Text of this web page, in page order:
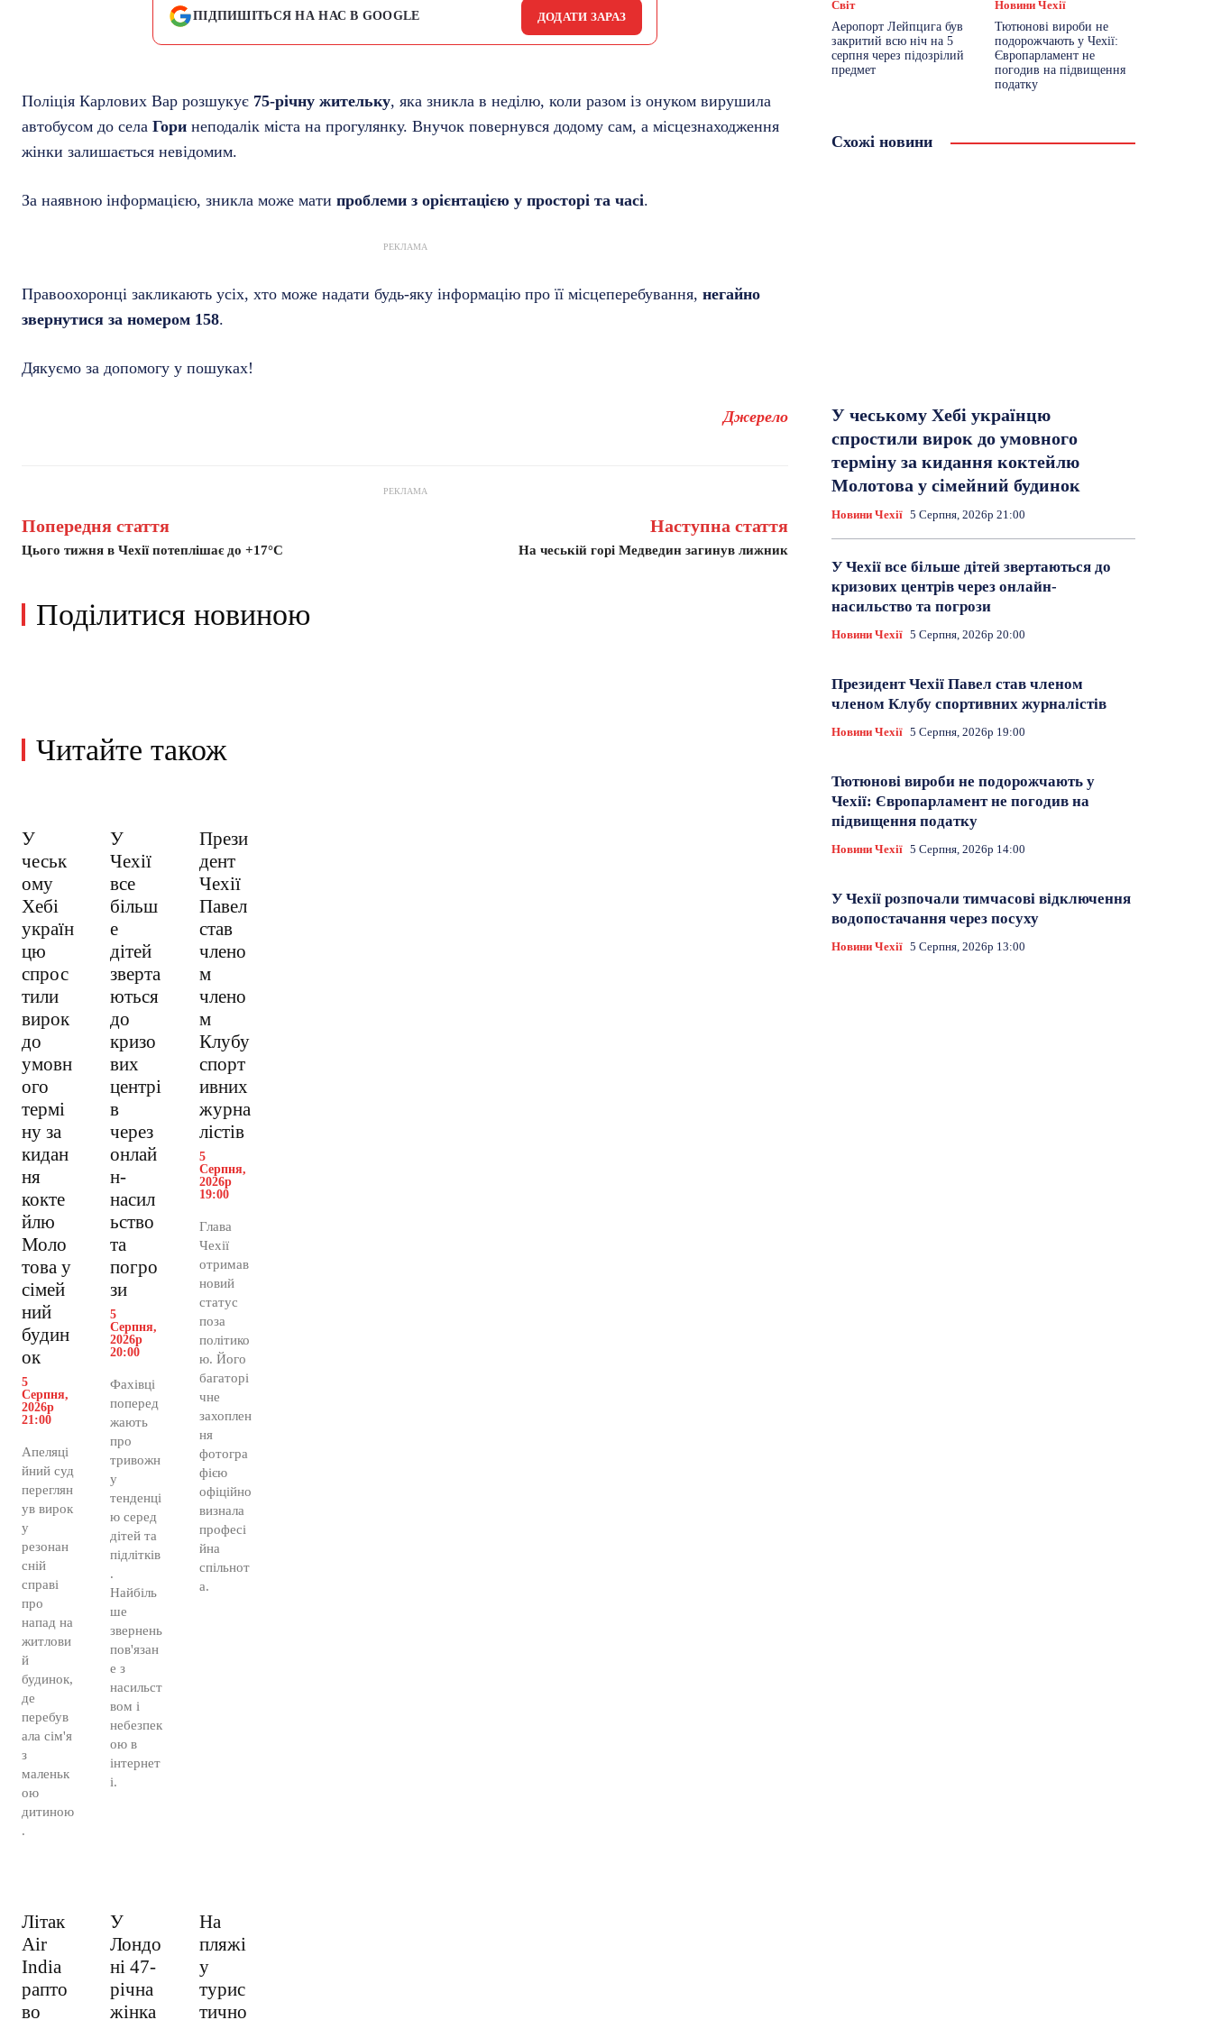
ПІДПИШІТЬСЯ НА НАС В GOOGLE ДОДАТИ ЗАРАЗ
Поліція Карлових Вар розшукує 75-річну жительку, яка зникла в неділю, коли разом із онуком вирушила
автобусом до села Гори неподалік міста на прогулянку. Внучок повернувся додому сам, а місцезнаходження
жінки залишається невідомим.
За наявною інформацією, зникла може мати проблеми з орієнтацією у просторі та часі.
РЕКЛАМА
Правоохоронці закликають усіх, хто може надати будь-яку інформацію про її місцеперебування, негайно
звернутися за номером 158.
Дякуємо за допомогу у пошуках!
Джерело
РЕКЛАМА
Попередня стаття
Цього тижня в Чехії потеплішає до +17°C
Наступна стаття
На чеській горі Медведин загинув лижник
Поділитися новиною
Читайте також
У
чеськ
ому
Хебі
україн
цю
спрос
тили
вирок
до
умовн
ого
термі
ну за
кидан
ня
кокте
йлю
Моло
това у
сімей
ний
будин
ок
5
Серпня,
2026р
21:00
Апеляці
йний суд
переглян
ув вирок
у
резонан
сній
справі
про
напад на
житлови
й
будинок,
де
перебув
ала сім'я
з
маленьк
ою
дитиною
.
У
Чехії
все
більш
е
дітей
зверта
ються
до
кризо
вих
центрі
в
через
онлай
н-
насил
ьство
та
погро
зи
5
Серпня,
2026р
20:00
Фахівці
поперед
жають
про
тривожн
у
тенденці
ю серед
дітей та
підлітків
.
Найбіль
ше
звернень
пов'язан
е з
насильст
вом і
небезпек
ою в
інтернет
і.
Прези
дент
Чехії
Павел
став
члено
м
члено
м
Клубу
спорт
ивних
журна
лістів
5
Серпня,
2026р
19:00
Глава
Чехії
отримав
новий
статус
поза
політико
ю. Його
багаторі
чне
захоплен
ня
фотогра
фією
офіційно
визнала
професі
йна
спільнот
а.
Літак
Air
India
рапто
во
У
Лондо
ні 47-
річна
жінка
На
пляжі
у
турис
тично
Світ
Аеропорт Лейпцига був
закритий всю ніч на 5
серпня через підозрілий
предмет
Новини Чехії
Тютюнові вироби не
подорожчають у Чехії:
Європарламент не
погодив на підвищення
податку
Схожі новини
У чеському Хебі українцю
спростили вирок до умовного
терміну за кидання коктейлю
Молотова у сімейний будинок
Новини Чехії 5 Серпня, 2026р 21:00
У Чехії все більше дітей звертаються до
кризових центрів через онлайн-
насильство та погрози
Новини Чехії 5 Серпня, 2026р 20:00
Президент Чехії Павел став членом
членом Клубу спортивних журналістів
Новини Чехії 5 Серпня, 2026р 19:00
Тютюнові вироби не подорожчають у
Чехії: Європарламент не погодив на
підвищення податку
Новини Чехії 5 Серпня, 2026р 14:00
У Чехії розпочали тимчасові відключення
водопостачання через посуху
Новини Чехії 5 Серпня, 2026р 13:00